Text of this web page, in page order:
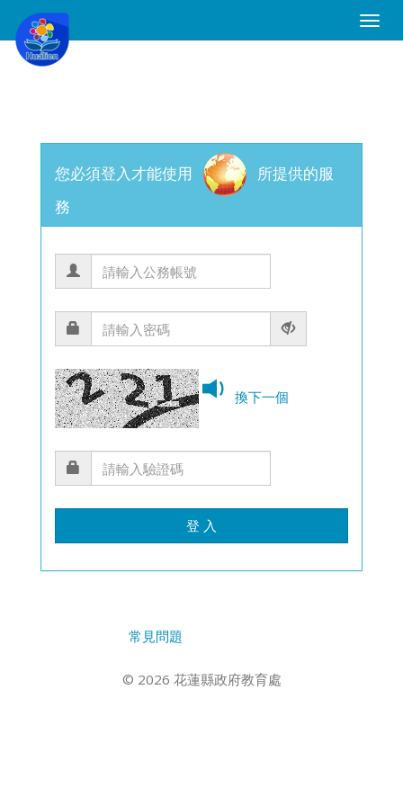
Toggle
您必須登入才能使用
所提供的服
務
換下一個
登 入
常見問題
© 2026 花蓮縣政府教育處